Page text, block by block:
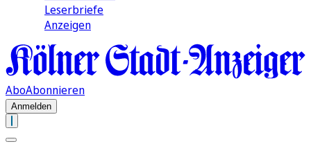
Leserbriefe
Anzeigen
AboAbonnieren
Anmelden